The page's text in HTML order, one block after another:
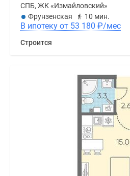
СПБ, ЖК «Измайловский»
Фрунзенская
10 мин.
В ипотеку от 53 180 ₽/мес
Строится